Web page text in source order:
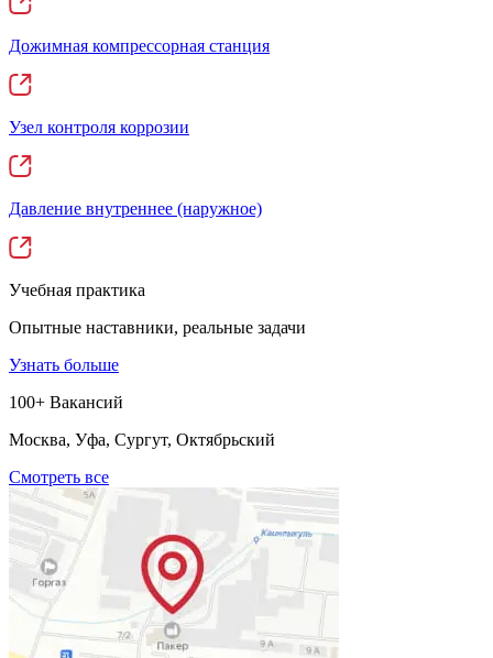
Дожимная компрессорная станция
Узел контроля коррозии
Давление внутреннее (наружное)
Учебная практика
Опытные наставники, реальные задачи
Узнать больше
100+ Вакансий
Москва, Уфа, Сургут, Октябрьский
Смотреть все